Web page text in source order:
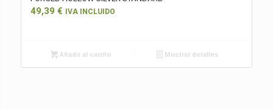
49,39 € IVA INCLUIDO
Añadir al carrito Mostrar detalles